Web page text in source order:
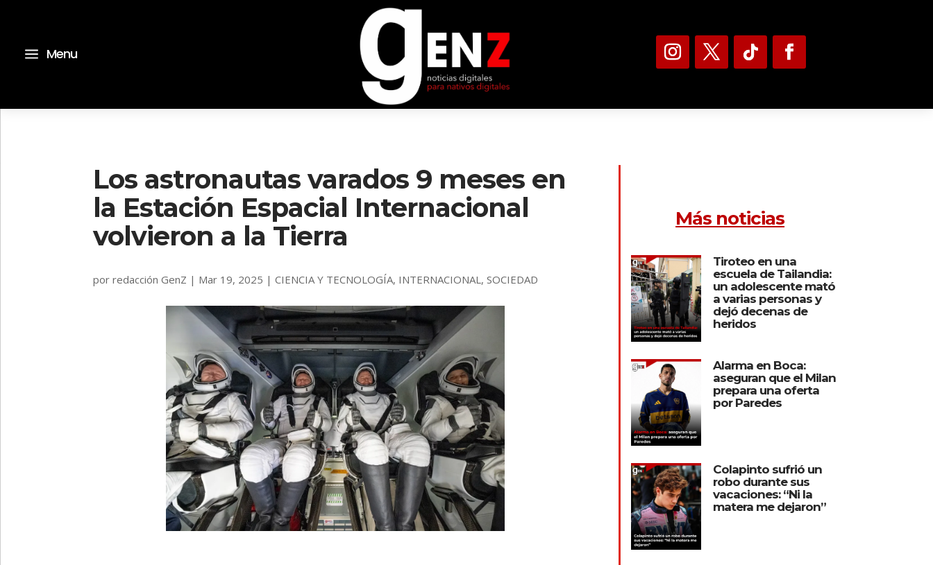
a Menu
Los astronautas varados 9 meses en
la Estación Espacial Internacional
volvieron a la Tierra
porredacción GenZ | Mar 19, 2025 |CIENCIA Y TECNOLOGÍA, INTERNACIONAL ,SOCIEDAD
Más noticias
Tiroteo en una
escuela de Tailandia:
un adolescente mató
a varias personas y
dejó decenas de
heridos
Alarma en Boca:
aseguran que el Milan
prepara una oferta
por Paredes
Colapinto sufrió un
robo durante sus
vacaciones: “Ni la
matera me dejaron”